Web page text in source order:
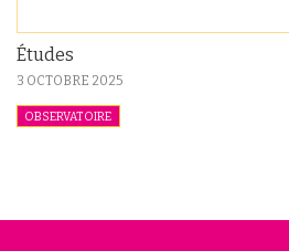
Études
3 OCTOBRE 2025
OBSERVATOIRE